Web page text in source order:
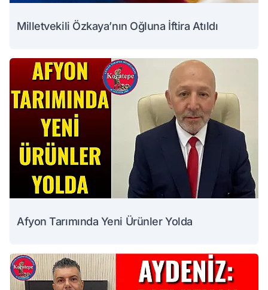
Milletvekili Özkaya’nın Oğluna İftira Atıldı
Afyon Tarımında Yeni Ürünler Yolda